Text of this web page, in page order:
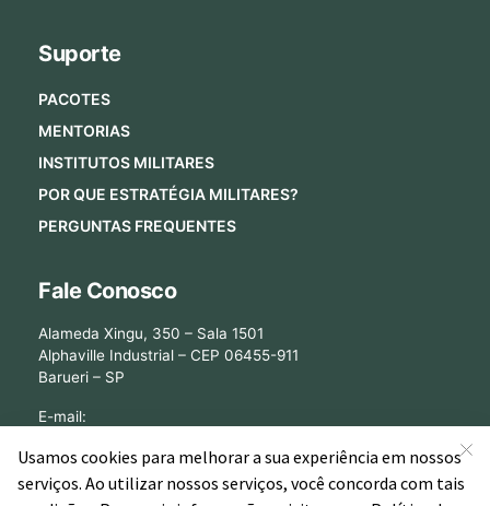
Suporte
PACOTES
MENTORIAS
INSTITUTOS MILITARES
POR QUE ESTRATÉGIA MILITARES?
PERGUNTAS FREQUENTES
Fale Conosco
Alameda Xingu, 350 – Sala 1501
Alphaville Industrial – CEP 06455-911
Barueri – SP
E-mail: